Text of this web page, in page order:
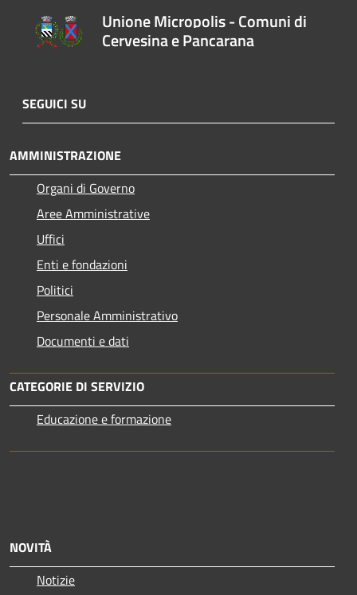
Unione Micropolis - Comuni di
Cervesina e Pancarana
SEGUICI SU
AMMINISTRAZIONE
Organi di Governo
Aree Amministrative
Uffici
Enti e fondazioni
Politici
Personale Amministrativo
Documenti e dati
CATEGORIE DI SERVIZIO
Educazione e formazione
NOVITÀ
Notizie